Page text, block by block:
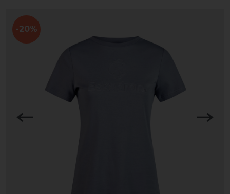
-20%